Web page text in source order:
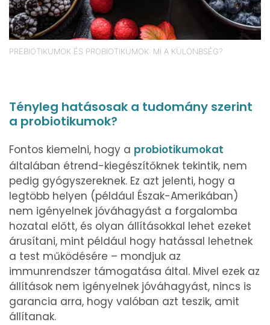
PREBIOTIKUMOK ÉS PROBIOTIKUMOK: MI A KÜLÖNBSÉG?
Tényleg hatásosak a tudomány szerint
a probiotikumok?
Fontos kiemelni, hogy a probiotikumokat
általában étrend-kiegészítőknek tekintik, nem
pedig gyógyszereknek. Ez azt jelenti, hogy a
legtöbb helyen (például Észak-Amerikában)
nem igényelnek jóváhagyást a forgalomba
hozatal előtt, és olyan állításokkal lehet ezeket
árusítani, mint például hogy hatással lehetnek
a test működésére – mondjuk az
immunrendszer támogatása által. Mivel ezek az
állítások nem igényelnek jóváhagyást, nincs is
garancia arra, hogy valóban azt teszik, amit
állítanak.